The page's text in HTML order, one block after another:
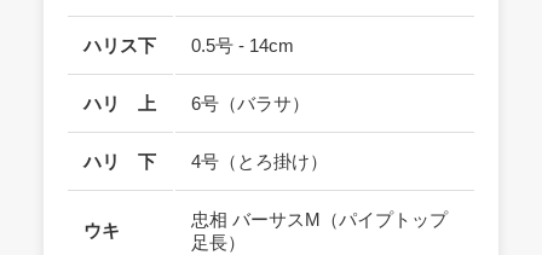
ハリス下 0.5号 - 14cm
ハリ 上 6号（バラサ）
ハリ 下 4号（とろ掛け）
ウキ
忠相 バーサスM（パイプトップ
足長）